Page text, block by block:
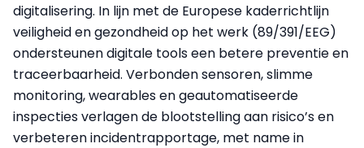
digitalisering. In lijn met de Europese kader­richtlijn
veiligheid en gezondheid op het werk (89/391/EEG)
ondersteunen digitale tools een betere preventie en
traceerbaarheid. Verbonden sensoren, slimme
monitoring, wearables en geautomatiseerde
inspecties verlagen de blootstelling aan risico’s en
verbeteren incidentrapportage, met name in